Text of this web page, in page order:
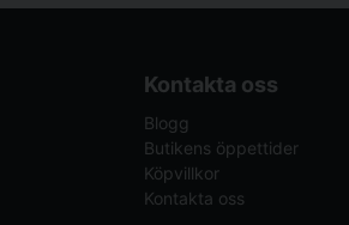
Kontakta oss
Blogg
Butikens öppettider
Köpvillkor
Kontakta oss